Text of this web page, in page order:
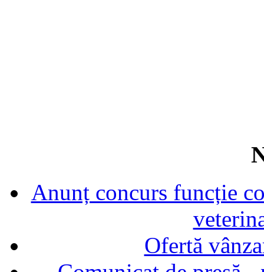
Anunț concurs funcție
Ofertă